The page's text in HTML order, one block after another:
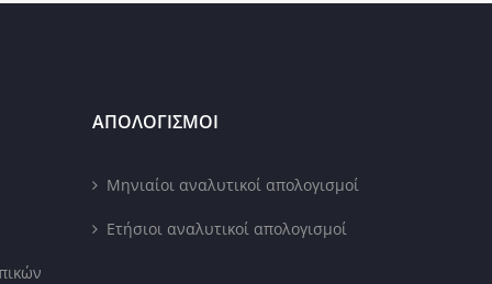
ΑΠΟΛΟΓΙΣΜΟΙ
Μηνιαίοι αναλυτικοί απολογισμοί
Ετήσιοι αναλυτικοί απολογισμοί